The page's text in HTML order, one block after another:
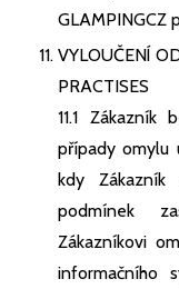
GLAMPINGCZ
VYLOUČENÍ
PRACTISES
11.1
případy omylu
kdy Zákazník
podmínek
Zákazníkovi
informačního